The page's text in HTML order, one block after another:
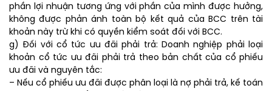
phần lợi nhuận tương ứng với phần của mình được hưởng,
không được phản ánh toàn bộ kết quả của BCC trên tài
khoản này trừ khi có quyền kiểm soát đối với BCC.
g) Đối với cổ tức ưu đãi phải trả: Doanh nghiệp phải loại
khoản cổ tức ưu đãi phải trả theo bản chất của cổ phiếu
ưu đãi và nguyên tắc:
– Nếu cổ phiếu ưu đãi được phân loại là nợ phải trả, kế toán